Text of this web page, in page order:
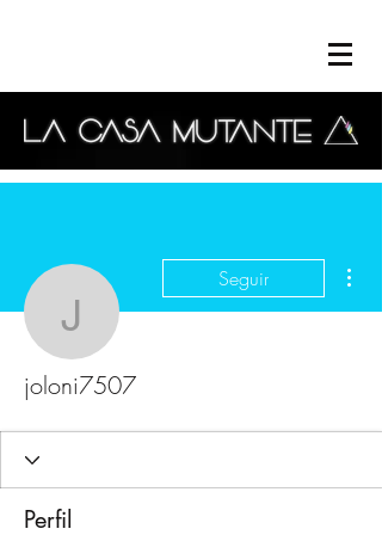
joloni7507
Seguir
joloni7507
Perfil